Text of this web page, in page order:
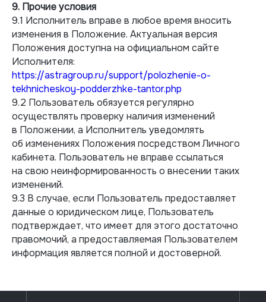
9. Прочие условия
9.1 Исполнитель вправе в любое время вносить
изменения в Положение. Актуальная версия
Положения доступна на официальном сайте
Исполнителя:
https://astragroup.ru/support/polozhenie-o-
tekhnicheskoy-podderzhke-tantor.php
9.2 Пользователь обязуется регулярно
осуществлять проверку наличия изменений
в Положении, а Исполнитель уведомлять
об изменениях Положения посредством Личного
кабинета. Пользователь не вправе ссылаться
на свою неинформированность о внесении таких
изменений.
9.3 В случае, если Пользователь предоставляет
данные о юридическом лице, Пользователь
подтверждает, что имеет для этого достаточно
правомочий, а предоставляемая Пользователем
информация является полной и достоверной.